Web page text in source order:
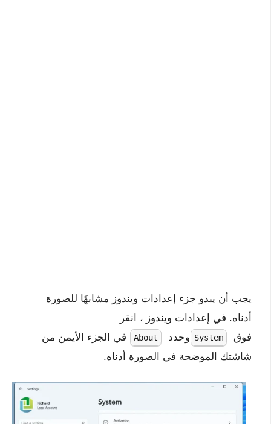
يجب أن يبدو جزء إعدادات ويندوز مشابهًا للصورة
أدناه. في إعدادات ويندوز ، انقر
فوق
System وحدد About
في الجزء الأيمن من
شاشتك الموضحة في الصورة أدناه.